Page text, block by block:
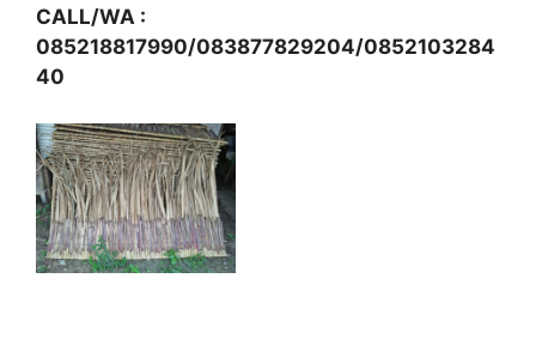
CALL/WA :
085218817990/083877829204/0852103284
40